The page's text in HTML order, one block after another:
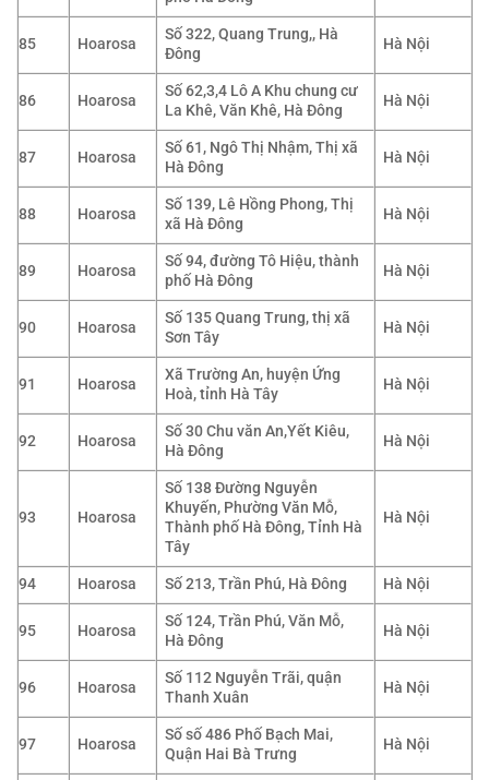
85 Hoarosa
Số 322, Quang Trung,, Hà
Đông
Hà Nội
86 Hoarosa
Số 62,3,4 Lô A Khu chung cư
La Khê, Văn Khê, Hà Đông
Hà Nội
87 Hoarosa
Số 61, Ngô Thị Nhậm, Thị xã
Hà Đông
Hà Nội
88 Hoarosa
Số 139, Lê Hồng Phong, Thị
xã Hà Đông
Hà Nội
89 Hoarosa
Số 94, đường Tô Hiệu, thành
phố Hà Đông
Hà Nội
90 Hoarosa
Số 135 Quang Trung, thị xã
Sơn Tây
Hà Nội
91 Hoarosa
Xã Trường An, huyện Ứng
Hoà, tỉnh Hà Tây
Hà Nội
92 Hoarosa
Số 30 Chu văn An,Yết Kiêu,
Hà Đông
Hà Nội
93 Hoarosa
Số 138 Đường Nguyễn
Khuyến, Phường Văn Mỗ,
Thành phố Hà Đông, Tỉnh Hà
Tây
Hà Nội
94 Hoarosa Số 213, Trần Phú, Hà Đông Hà Nội
95 Hoarosa
Số 124, Trần Phú, Văn Mỗ,
Hà Đông
Hà Nội
96 Hoarosa
Số 112 Nguyễn Trãi, quận
Thanh Xuân
Hà Nội
97 Hoarosa
Số số 486 Phố Bạch Mai,
Quận Hai Bà Trưng
Hà Nội